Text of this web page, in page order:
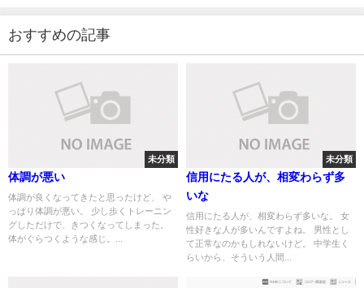
おすすめの記事
未分類
体調が悪い
体調が良くなってきたと思ったけど、 や
っぱり体調が悪い。 少し歩くトレーニン
グしただけで、きつくなってしまった。
体がぐらつくような感じ。...
未分類
信用にたる人が、相変わらず多
いな
信用にたる人が、相変わらず多いな。 女
性好きな人が多いんですよね。 男性とし
て正常なのかもしれないけど。 中学生く
らいから、そういう人間...